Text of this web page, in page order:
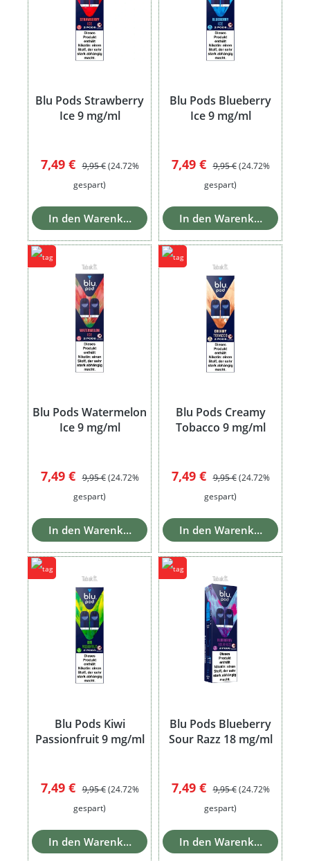
Blu Pods Strawberry
Ice 9 mg/ml
Verkaufspreis:
7,49 € Regulärer Preis:
9,95 € (24.72%
gespart)
In den Warenkorb
Blu Pods Blueberry
Ice 9 mg/ml
Verkaufspreis:
7,49 € Regulärer Preis:
9,95 € (24.72%
gespart)
In den Warenkorb
Blu Pods Watermelon
Ice 9 mg/ml
Verkaufspreis:
7,49 € Regulärer Preis:
9,95 € (24.72%
gespart)
In den Warenkorb
Blu Pods Creamy
Tobacco 9 mg/ml
Verkaufspreis:
7,49 € Regulärer Preis:
9,95 € (24.72%
gespart)
In den Warenkorb
Blu Pods Kiwi
Passionfruit 9 mg/ml
Verkaufspreis:
7,49 € Regulärer Preis:
9,95 € (24.72%
gespart)
In den Warenkorb
Blu Pods Blueberry
Sour Razz 18 mg/ml
Verkaufspreis:
7,49 € Regulärer Preis:
9,95 € (24.72%
gespart)
In den Warenkorb